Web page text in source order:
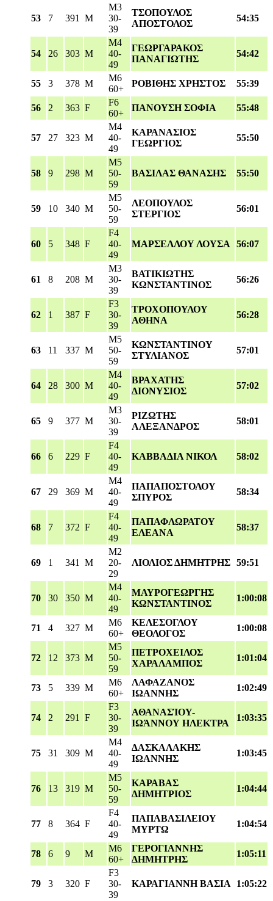
53 7 391 M
M3
30-
39
ΤΣΟΠΟΥΛΟΣ
ΑΠΟΣΤΟΛΟΣ
54:35
54 26 303 M
M4
40-
49
ΓΕΩΡΓΑΡΑΚΟΣ
ΠΑΝΑΓΙΩΤΗΣ
54:42
55 3 378 M
M6
60+
ΡΟΒΙΘΗΣ ΧΡΗΣΤΟΣ 55:39
56 2 363 F
F6
60+
ΠΑΝΟΥΣΗ ΣΟΦΙΑ 55:48
57 27 323 M
M4
40-
49
ΚΑΡΑΝΑΣΙΟΣ
ΓΕΩΡΓΙΟΣ
55:50
58 9 298 M
M5
50-
59
ΒΑΣΙΛΑΣ ΘΑΝΑΣΗΣ 55:50
59 10 340 M
M5
50-
59
ΛΕΟΠΟΥΛΟΣ
ΣΤΕΡΓΙΟΣ
56:01
60 5 348 F
F4
40-
49
ΜΑΡΣΕΛΛΟΥ ΛΟΥΣΑ 56:07
61 8 208 M
M3
30-
39
ΒΑΤΙΚΙΩΤΗΣ
ΚΩΝΣΤΑΝΤΙΝΟΣ
56:26
62 1 387 F
F3
30-
39
ΤΡΟΧΟΠΟΥΛΟΥ
ΑΘΗΝΑ
56:28
63 11 337 M
M5
50-
59
ΚΩΝΣΤΑΝΤΙΝΟΥ
ΣΤΥΛΙΑΝΟΣ
57:01
64 28 300 M
M4
40-
49
ΒΡΑΧΑΤΗΣ
ΔΙΟΝΥΣΙΟΣ
57:02
65 9 377 M
M3
30-
39
ΡΙΖΩΤΗΣ
ΑΛΕΞΑΝΔΡΟΣ
58:01
66 6 229 F
F4
40-
49
ΚΑΒΒΑΔΙΑ ΝΙΚΟΛ 58:02
67 29 369 M
M4
40-
49
ΠΑΠΑΠΟΣΤΟΛΟΥ
ΣΠΥΡΟΣ
58:34
68 7 372 F
F4
40-
49
ΠΑΠΑΦΛΩΡΑΤΟΥ
ΕΛΕΑΝΑ
58:37
69 1 341 M
M2
20-
29
ΛΙΟΛΙΟΣ ΔΗΜΗΤΡΗΣ 59:51
70 30 350 M
M4
40-
49
ΜΑΥΡΟΓΕΩΡΓΗΣ
ΚΩΝΣΤΑΝΤΙΝΟΣ
1:00:08
71 4 327 M
M6
60+
ΚΕΛΕΣΟΓΛΟΥ
ΘΕΟΛΟΓΟΣ
1:00:08
72 12 373 M
M5
50-
59
ΠΕΤΡΟΧΕΙΛΟΣ
ΧΑΡΑΛΑΜΠΟΣ
1:01:04
73 5 339 M
M6
60+
ΛΑΦΑΖΑΝΟΣ
ΙΩΑΝΝΗΣ
1:02:49
74 2 291 F
F3
30-
39
ΑΘΑΝΑΣΊΟΥ-
ΙΩΆΝΝΟΥ ΗΛΕΚΤΡΑ
1:03:35
75 31 309 M
M4
40-
49
ΔΑΣΚΑΛΑΚΗΣ
ΙΩΑΝΝΗΣ
1:03:45
76 13 319 M
M5
50-
59
ΚΑΡΑΒΑΣ
ΔΗΜΗΤΡΙΟΣ
1:04:44
77 8 364 F
F4
40-
49
ΠΑΠΑΒΑΣΙΛΕΙΟΥ
ΜΥΡΤΩ
1:04:54
78 6 9 M
M6
60+
ΓΕΡΟΓΙΑΝΝΗΣ
ΔΗΜΗΤΡΗΣ
1:05:11
79 3 320 F
F3
30-
39
ΚΑΡΑΓΙΑΝΝΗ ΒΑΣΙΑ 1:05:22